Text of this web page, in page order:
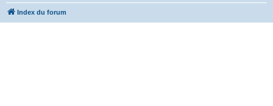
Index du forum